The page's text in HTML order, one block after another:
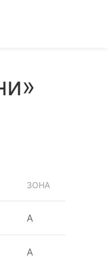
ЗОНА
A
A